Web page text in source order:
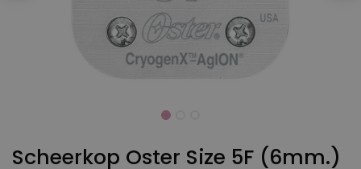
Scheerkop Oster Size 5F (6mm.)